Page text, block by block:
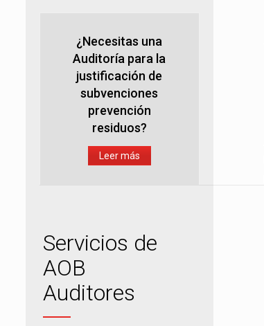
¿Necesitas una
Auditoría para la
justificación de
subvenciones
prevención
residuos?
Leer más
Servicios de
AOB
Auditores